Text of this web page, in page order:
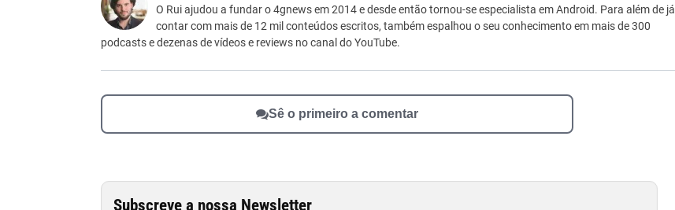
Este conteúdo não tem a informação que procuro
Outro
O Rui ajudou a fundar o 4gnews em 2014 e desde então tornou-se especialista em Android. Para além de já
contar com mais de 12 mil conteúdos escritos, também espalhou o seu conhecimento em mais de 300
podcasts e dezenas de vídeos e reviews no canal do YouTube.
Sê o primeiro a comentar
Subscreve a nossa Newsletter